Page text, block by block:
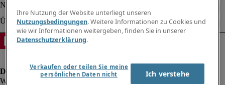
Ihre Nutzung der Website unterliegt unseren
Nutzungsbedingungen. Weitere Informationen zu Cookies und
wie wir Informationen weitergeben, finden Sie in unserer
Datenschutzerklärung.
Verkaufen oder teilen Sie meine
persönlichen Daten nicht
Ich verstehe